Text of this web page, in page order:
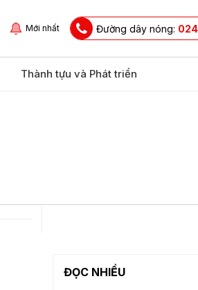
Mới nhất Đường dây nóng:
Thành tựu và Phát triển
ĐỌC NHIỀU